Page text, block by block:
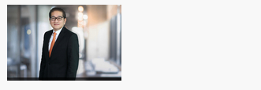
呈现】寻找100种
【商旅对话】华住集团
CFO：不靠规模取胜，华